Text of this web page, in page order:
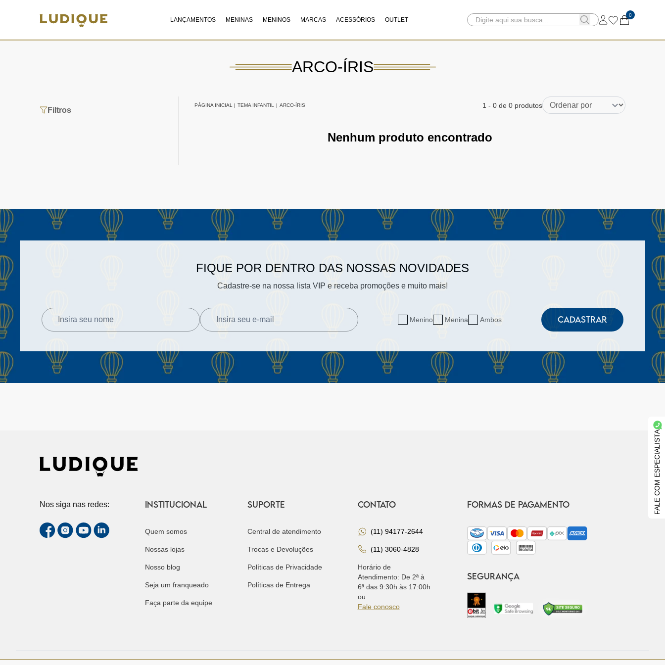
FALE COM ESPECIALISTA
LANÇAMENTOS MENINAS MENINOS MARCAS ACESSÓRIOS OUTLET
0
ARCO-ÍRIS
Filtros
PÁGINA INICIAL | TEMA INFANTIL | ARCO-ÍRIS 1 - 0 de 0 produtos
Nenhum produto encontrado
FIQUE POR DENTRO DAS NOSSAS NOVIDADES
Cadastre-se na nossa lista VIP e receba promoções e muito mais!
Menino Menina Ambos CADASTRAR
Nos siga nas redes: INSTITUCIONAL
Quem somos
Nossas lojas
Nosso blog
Seja um franqueado
Faça parte da equipe
SUPORTE
Central de atendimento
Trocas e Devoluções
Políticas de Privacidade
Políticas de Entrega
CONTATO
(11) 94177-2644
(11) 3060-4828
Horário de
Atendimento: De 2ª à
6ª das 9:30h às 17:00h
ou
Fale conosco
FORMAS DE PAGAMENTO
SEGURANÇA